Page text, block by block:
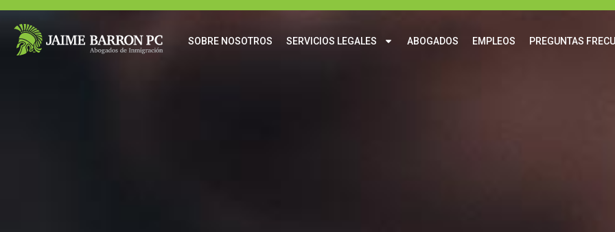
content
SOBRE NOSOTROS SERVICIOS LEGALES ABOGADOS EMPLEOS PREGUNTAS